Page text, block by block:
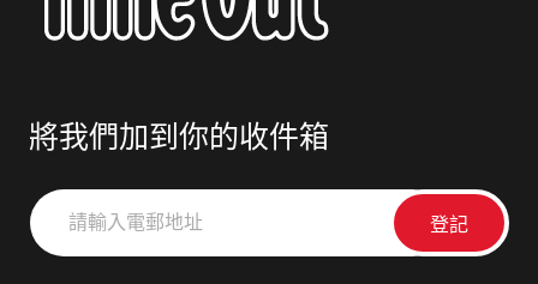
將我們加到你的收件箱
請
輸